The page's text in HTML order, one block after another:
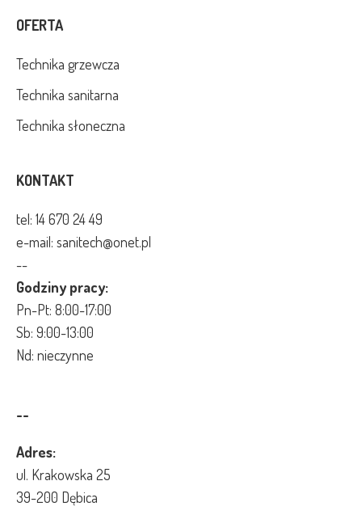
OFERTA
Technika grzewcza
Technika sanitarna
Technika słoneczna
KONTAKT
tel: 14 670 24 49
e-mail: sanitech@onet.pl
--
Godziny pracy:
Pn-Pt: 8:00-17:00
Sb: 9:00-13:00
Nd: nieczynne
--
Adres:
ul. Krakowska 25
39-200 Dębica